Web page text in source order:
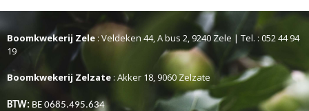
Boomkwekerij Zele: Veldeken 44, A bus 2, 9240 Zele | Tel. : 052 44 94
19
Boomkwekerij Zelzate : Akker 18, 9060 Zelzate
BTW: BE 0685.495.634